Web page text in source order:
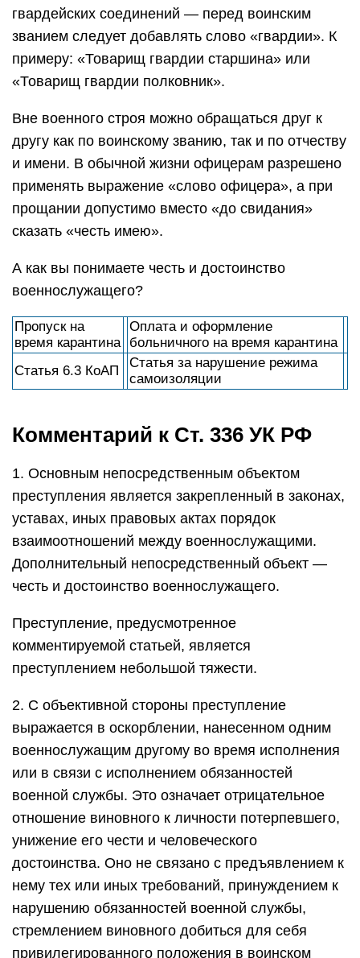
гвардейских соединений — перед воинским
званием следует добавлять слово «гвардии». К
примеру: «Товарищ гвардии старшина» или
«Товарищ гвардии полковник».
Вне военного строя можно обращаться друг к
другу как по воинскому званию, так и по отчеству
и имени. В обычной жизни офицерам разрешено
применять выражение «слово офицера», а при
прощании допустимо вместо «до свидания»
сказать «честь имею».
А как вы понимаете честь и достоинство
военнослужащего?
Пропуск на
время карантина
Оплата и оформление
больничного на время карантина
Статья 6.3 КоАП
Статья за нарушение режима
самоизоляции
Комментарий к Ст. 336 УК РФ
1. Основным непосредственным объектом
преступления является закрепленный в законах,
уставах, иных правовых актах порядок
взаимоотношений между военнослужащими.
Дополнительный непосредственный объект —
честь и достоинство военнослужащего.
Преступление, предусмотренное
комментируемой статьей, является
преступлением небольшой тяжести.
2. С объективной стороны преступление
выражается в оскорблении, нанесенном одним
военнослужащим другому во время исполнения
или в связи с исполнением обязанностей
военной службы. Это означает отрицательное
отношение виновного к личности потерпевшего,
унижение его чести и человеческого
достоинства. Оно не связано с предъявлением к
нему тех или иных требований, принуждением к
нарушению обязанностей военной службы,
стремлением виновного добиться для себя
привилегированного положения в воинском